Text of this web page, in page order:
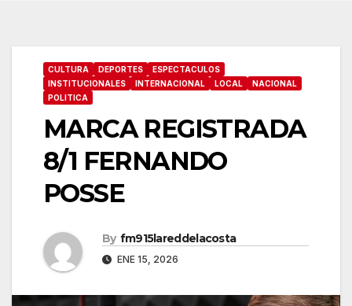
CULTURA DEPORTES
ESPECTACULOS
INSTITUCIONALES
INTERNACIONAL LOCAL
NACIONAL
POLITICA
MARCA REGISTRADA
8/1 FERNANDO
POSSE
By fm915lareddelacosta
ENE 15, 2026